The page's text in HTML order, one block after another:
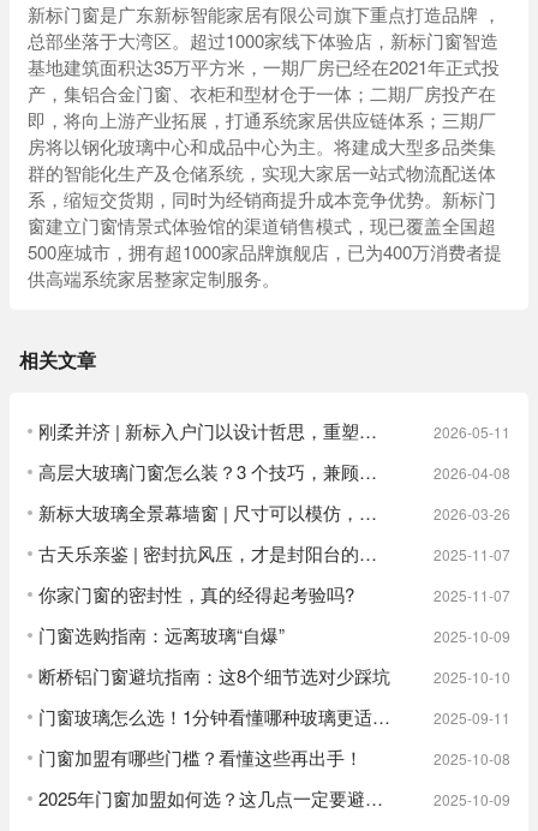
新标门窗是广东新标智能家居有限公司旗下重点打造品牌 ，
总部坐落于大湾区。超过1000家线下体验店，新标门窗智造
基地建筑面积达35万平方米，一期厂房已经在2021年正式投
产，集铝合金门窗、衣柜和型材仓于一体；二期厂房投产在
即，将向上游产业拓展，打通系统家居供应链体系；三期厂
房将以钢化玻璃中心和成品中心为主。将建成大型多品类集
群的智能化生产及仓储系统，实现大家居一站式物流配送体
系，缩短交货期，同时为经销商提升成本竞争优势。新标门
窗建立门窗情景式体验馆的渠道销售模式，现已覆盖全国超
500座城市，拥有超1000家品牌旗舰店，已为400万消费者提
供高端系统家居整家定制服务。
相关文章
刚柔并济 | 新标入户门以设计哲思，重塑归家礼序 2026-05-11
高层大玻璃门窗怎么装？3 个技巧，兼顾安全与全景 2026-04-08
新标大玻璃全景幕墙窗 | 尺寸可以模仿，安全无法 2026-03-26
古天乐亲鉴 | 密封抗风压，才是封阳台的安全感！ 2025-11-07
你家门窗的密封性，真的经得起考验吗? 2025-11-07
门窗选购指南：远离玻璃“自爆” 2025-10-09
断桥铝门窗避坑指南：这8个细节选对少踩坑 2025-10-10
门窗玻璃怎么选！1分钟看懂哪种玻璃更适合你 2025-09-11
门窗加盟有哪些门槛？看懂这些再出手！ 2025-10-08
2025年门窗加盟如何选？这几点一定要避开！ 2025-10-09